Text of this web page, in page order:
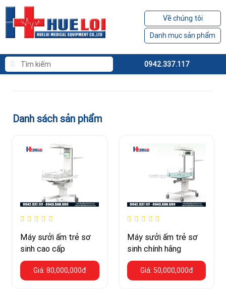
Về chúng tôi
Danh mục sản phẩm
0942.337.117
Danh sách sản phẩm
Máy sưởi ấm trẻ sơ
sinh cao cấp
Giá: 80,000,000đ
Máy sưởi ấm trẻ sơ
sinh chính hãng
Giá: 50,000,000đ